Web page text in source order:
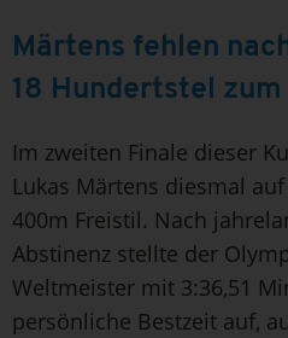
Märtens fehlen
18 Hundertstel zum
Im zweiten Finale dieser
Lukas Märtens diesmal
400m Freistil. Nach
Abstinenz stellte der
Weltmeister mit 3:36,51
persönliche Bestzeit auf,